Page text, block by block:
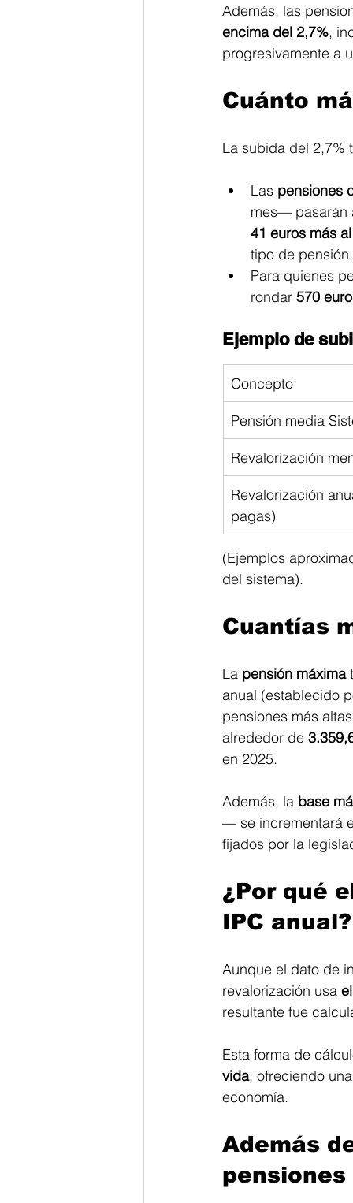
Además, las
encima del 2,7%,
progresivamente a
Cuánto
La subida del 2,7%
Las pensiones
mes— pasarán
41 euros más
tipo de
Para quienes
rondar 570
Ejemplo de
Concepto
Pensión media
Revalorización
Revalorización
pagas)
(Ejemplos
del sistema).
Cuantías
La pensión máxima
anual (establecido
pensiones más
alrededor de
en 2025.
Además, la base
— se incrementará
fijados por la
¿Por qué
IPC anual?
Aunque el dato de
revalorización usa
resultante fue
Esta forma de
vida, ofreciendo
economía.
Además
pensiones